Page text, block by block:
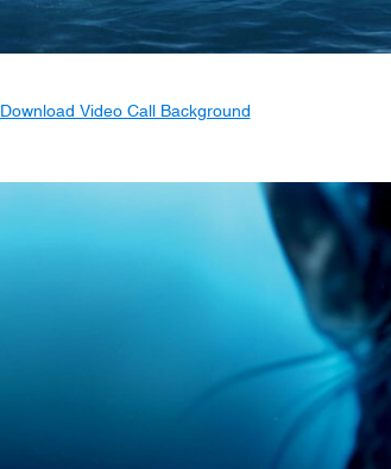
Download Video Call Background